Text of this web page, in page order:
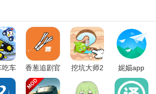
线。
。
多地创造连击，不仅快速清除泡泡，还
励。
题时，不妨暂停一下，思考更高效的解
吃车
版
香葱追剧官
方最新版
挖坑大师2 妮媌app